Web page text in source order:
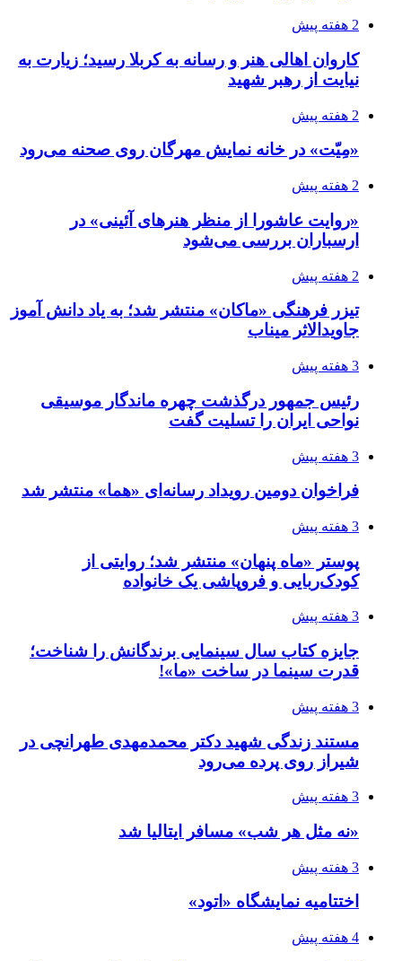
2 هفته پیش
کاروان اهالی هنر و رسانه به کربلا رسید؛ زیارت به
نیایت از رهبر شهید
2 هفته پیش
«مِیّت» در خانه نمایش مهرگان روی صحنه می‌رود
2 هفته پیش
«روایت عاشورا از منظر هنرهای آئینی» در
ارسباران بررسی می‌شود
2 هفته پیش
تیزر فرهنگی «ماکان» منتشر شد؛ به یاد دانش آموز
جاویدالاثر میناب
3 هفته پیش
رئیس جمهور درگذشت چهره ماندگار موسیقی
نواحی ایران را تسلیت گفت
3 هفته پیش
فراخوان دومین رویداد رسانه‌ای «هما» منتشر شد
3 هفته پیش
پوستر «ماه پنهان» منتشر شد؛ روایتی از
کودک‌ربایی و فروپاشی یک خانواده
3 هفته پیش
جایزه کتاب سال سینمایی برندگانش را شناخت؛
قدرت سینما در ساخت «ما»!
3 هفته پیش
مستند زندگی شهید دکتر محمدمهدی طهرانچی در
شیراز روی پرده می‌رود
3 هفته پیش
«نه مثل هر شب» مسافر ایتالیا شد
3 هفته پیش
اختتامیه نمایشگاه «اتود»
4 هفته پیش